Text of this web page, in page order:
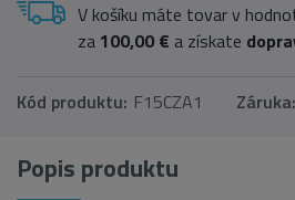
V košíku máte tovar v
za 100,00 € a získate
Kód produktu: F15CZA1 Záruka:
Popis produktu